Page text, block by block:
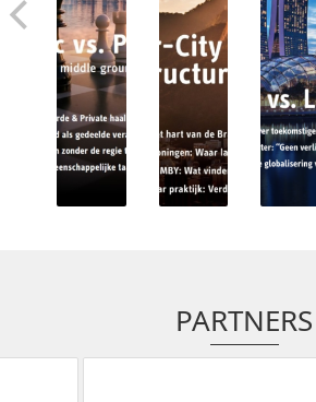
PARTNERS